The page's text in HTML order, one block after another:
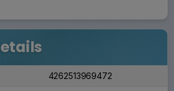
4262513969472